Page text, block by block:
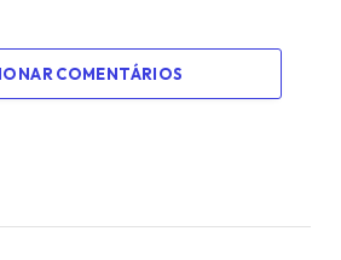
COMENTÁRIOS